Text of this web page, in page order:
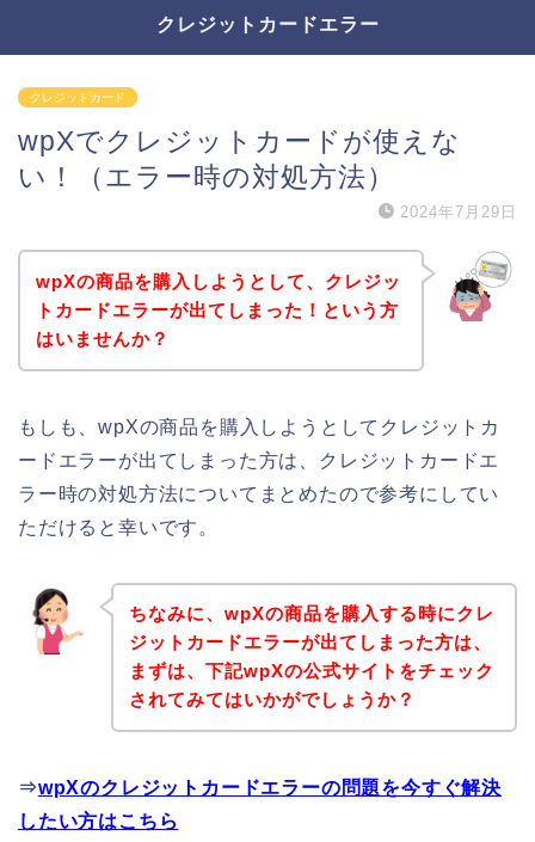
クレジットカードエラー
クレジットカード
wpXでクレジットカードが使えな
い！（エラー時の対処方法）
2024年7月29日
wpXの商品を購入しようとして、クレジッ
トカードエラーが出てしまった！という方
はいませんか？
もしも、wpXの商品を購入しようとしてクレジットカ
ードエラーが出てしまった方は、クレジットカードエ
ラー時の対処方法についてまとめたので参考にしてい
ただけると幸いです。
ちなみに、wpXの商品を購入する時にクレ
ジットカードエラーが出てしまった方は、
まずは、下記wpXの公式サイトをチェック
されてみてはいかがでしょうか？
⇒wpXのクレジットカードエラーの問題を今すぐ解決
したい方はこちら